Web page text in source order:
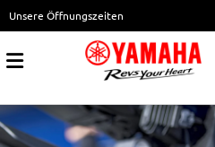
Unsere Öffnungszeiten